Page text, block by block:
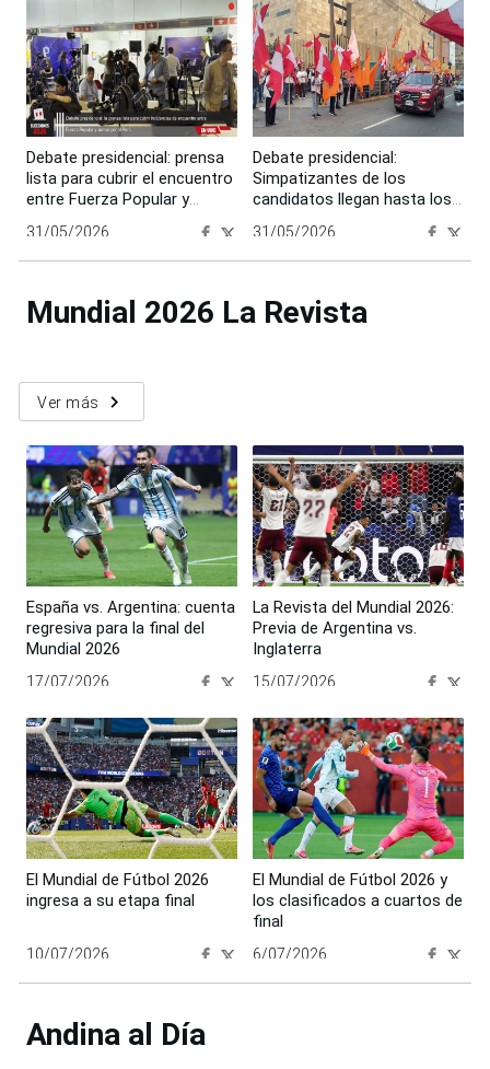
Debate presidencial: prensa
lista para cubrir el encuentro
entre Fuerza Popular y
31/05/2026
Debate presidencial:
Simpatizantes de los
candidatos llegan hasta los
31/05/2026
Mundial 2026 La Revista
navigate_next
Ver más
España vs. Argentina: cuenta
regresiva para la final del
Mundial 2026
17/07/2026
La Revista del Mundial 2026:
Previa de Argentina vs.
Inglaterra
15/07/2026
El Mundial de Fútbol 2026
ingresa a su etapa final
10/07/2026
El Mundial de Fútbol 2026 y
los clasificados a cuartos de
final
6/07/2026
Andina al Día